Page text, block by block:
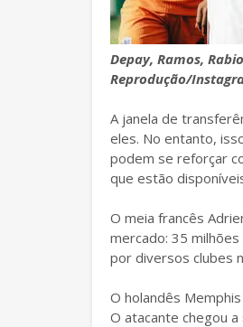
Depay, Ramos,
Reprodução/
A janela de
eles. No entanto,
podem se reforçar
que estão
O meia francês
mercado: 35
por diversos clubes
O holandês
O atacante chegou